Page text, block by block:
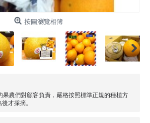
按圖瀏覽相簿
果農們對顧客負責，嚴格按照標準正規的種植方
才採摘。